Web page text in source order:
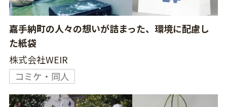
嘉手納町の人々の想いが詰まった、環境に配慮し
た紙袋
株式会社WEIR
コミケ・同人